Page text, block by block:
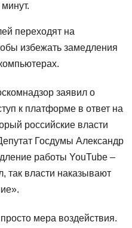
переходят на
избежать замедления
заявил о
к платформе в ответ на
российские власти
Госдумы Александр
работы YouTube –
так власти наказывают
мера воздействия.